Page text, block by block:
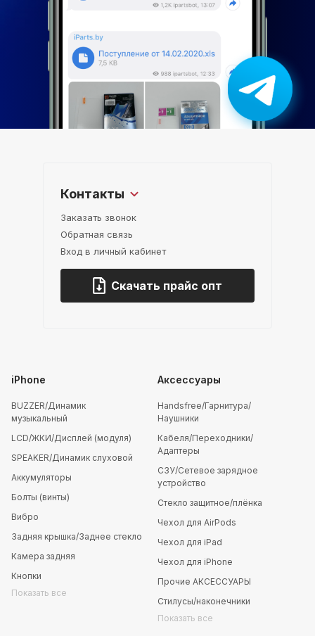
iPhone
BUZZER/Динамик
музыкальный
LCD/ЖКИ/Дисплей (модуля)
SPEAKER/Динамик слуховой
Аккумуляторы
Болты (винты)
Вибро
Задняя крышка/Заднее стекло
Камера задняя
Кнопки
Показать все
Аксессуары
Handsfree/Гарнитура/
Наушники
Кабеля/Переходники/
Адаптеры
СЗУ/Сетевое зарядное
устройство
Стекло защитное/плёнка
Чехол для AirPods
Чехол для iPad
Чехол для iPhone
Прочие АКСЕССУАРЫ
Стилусы/наконечники
Показать все
Контакты
Заказать звонок
Обратная связь
Вход в личный кабинет
Скачать прайс опт